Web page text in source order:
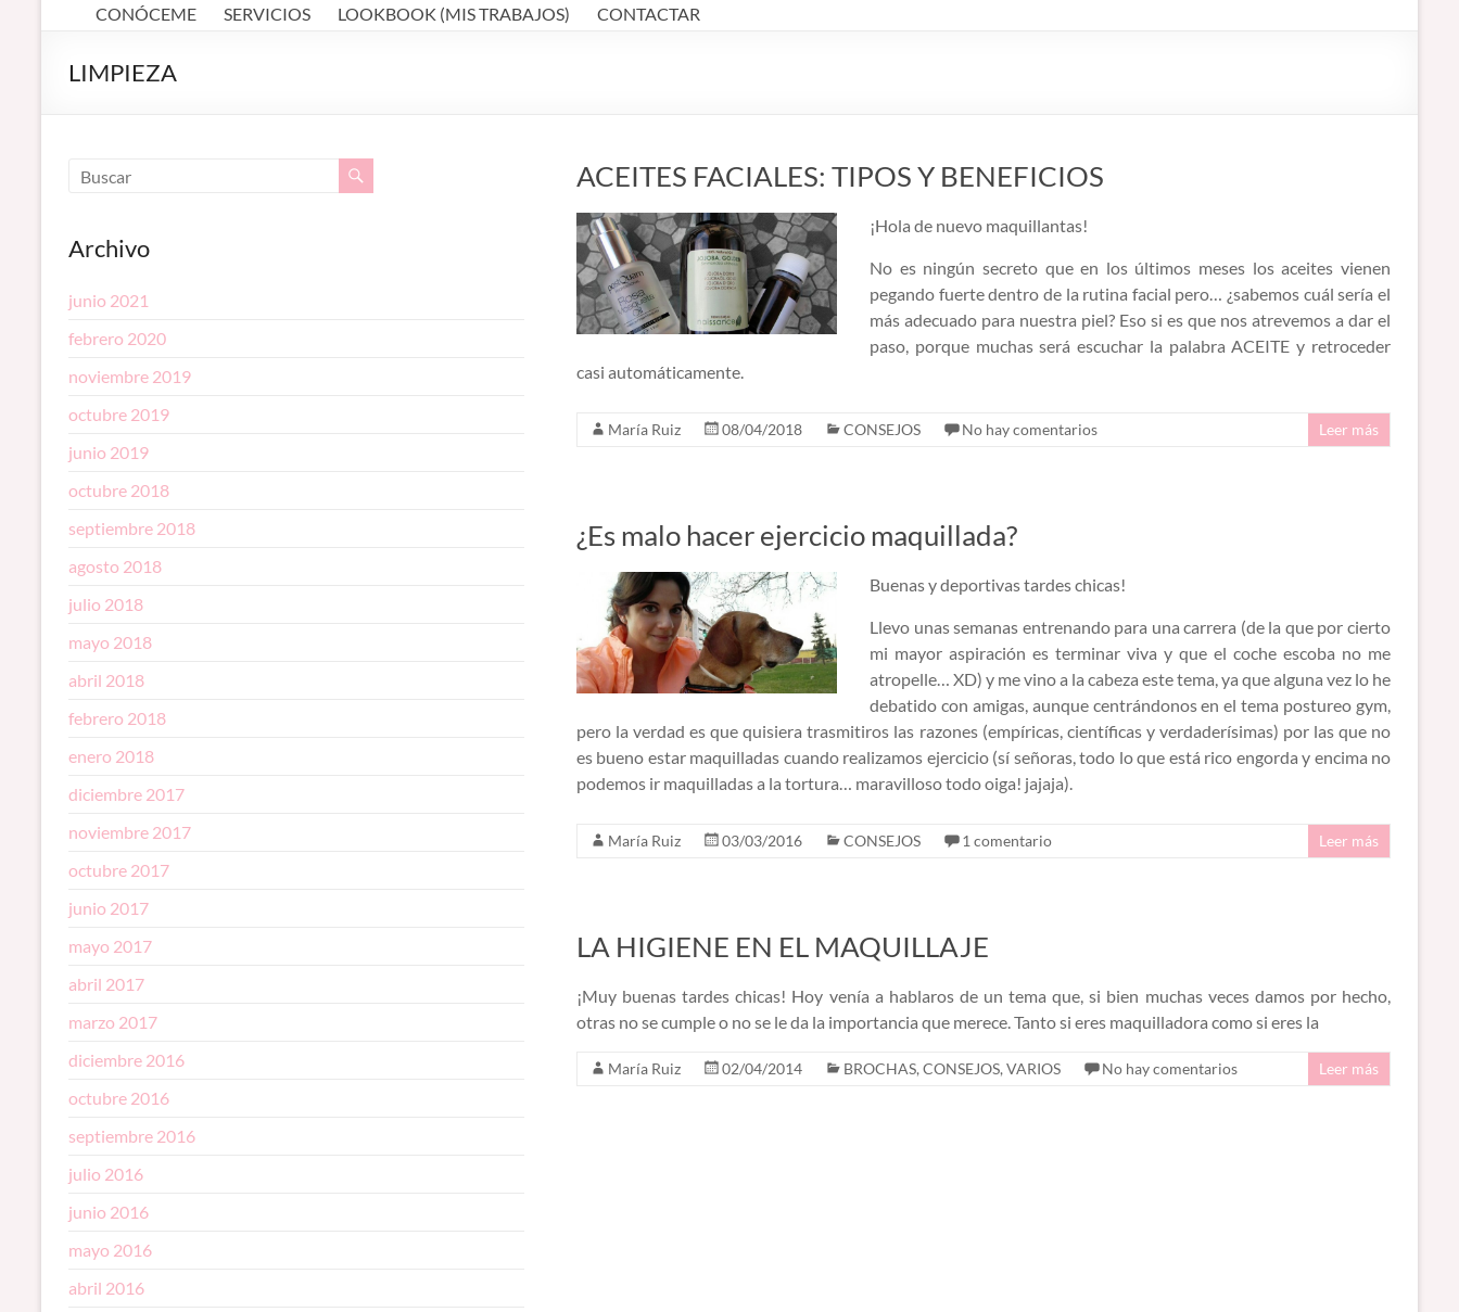
MAKEUP ARTIST
–
profesional en
(España).
Diseño de
CONÓCEME SERVICIOS LOOKBOOK (MIS TRABAJOS) CONTACTAR
LIMPIEZA
ACEITES FACIALES: TIPOS Y BENEFICIOS
¡Hola de nuevo maquillantas!
No es ningún secreto que en los últimos meses los aceites vienen
pegando fuerte dentro de la rutina facial pero… ¿sabemos cuál sería el
más adecuado para nuestra piel? Eso si es que nos atrevemos a dar el
paso, porque muchas será escuchar la palabra ACEITE y retroceder
casi automáticamente.
María Ruiz 08/04/2018 CONSEJOS No hay comentarios Leer más
¿Es malo hacer ejercicio maquillada?
Buenas y deportivas tardes chicas!
Llevo unas semanas entrenando para una carrera (de la que por cierto
mi mayor aspiración es terminar viva y que el coche escoba no me
atropelle… XD) y me vino a la cabeza este tema, ya que alguna vez lo he
debatido con amigas, aunque centrándonos en el tema postureo gym,
pero la verdad es que quisiera trasmitiros las razones (empíricas, científicas y verdaderísimas) por las que no
es bueno estar maquilladas cuando realizamos ejercicio (sí señoras, todo lo que está rico engorda y encima no
podemos ir maquilladas a la tortura… maravilloso todo oiga! jajaja).
María Ruiz 03/03/2016 CONSEJOS 1 comentario Leer más
LA HIGIENE EN EL MAQUILLAJE
¡Muy buenas tardes chicas! Hoy venía a hablaros de un tema que, si bien muchas veces damos por hecho,
otras no se cumple o no se le da la importancia que merece. Tanto si eres maquilladora como si eres la
María Ruiz 02/04/2014 BROCHAS, CONSEJOS, VARIOS No hay comentarios Leer más
Archivo
junio 2021
febrero 2020
noviembre 2019
octubre 2019
junio 2019
octubre 2018
septiembre 2018
agosto 2018
julio 2018
mayo 2018
abril 2018
febrero 2018
enero 2018
diciembre 2017
noviembre 2017
octubre 2017
junio 2017
mayo 2017
abril 2017
marzo 2017
diciembre 2016
octubre 2016
septiembre 2016
julio 2016
junio 2016
mayo 2016
abril 2016